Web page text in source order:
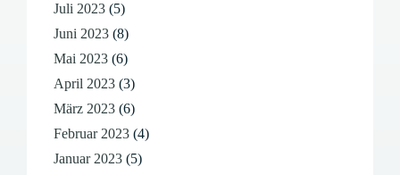
Juli 2023 (5)
Juni 2023 (8)
Mai 2023 (6)
April 2023 (3)
März 2023 (6)
Februar 2023 (4)
Januar 2023 (5)